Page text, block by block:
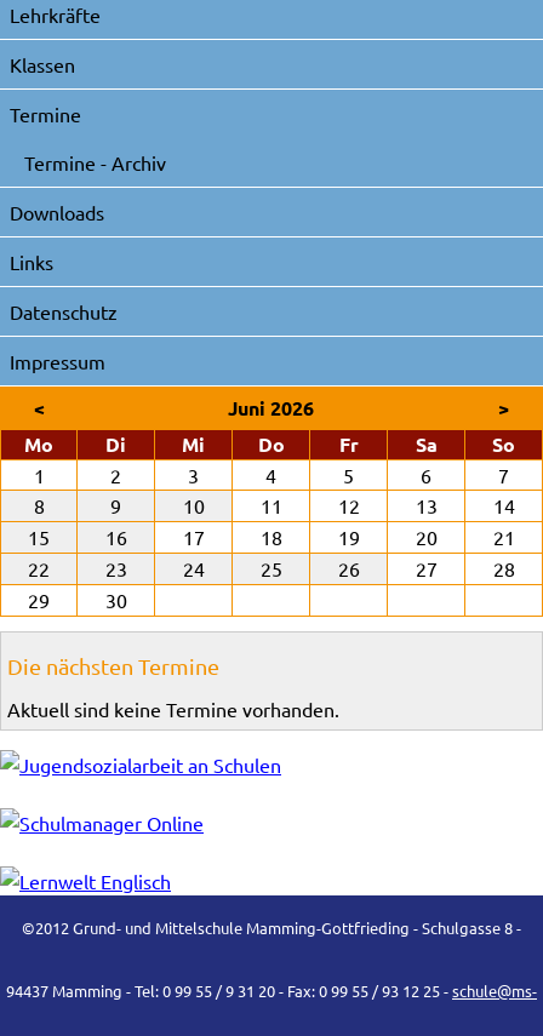
Lehrkräfte
Klassen
Termine
Termine - Archiv
Downloads
Links
Datenschutz
Impressum
< Juni 2026
>
Mo
Di enstagMi ttwochDonnerstag
Freitag SamstagSo
1 2 3 4 5 6
7
8
9 10 11 12 13
14
15
16 17 18 19 20
21
22
23 24 25 26 27
28
29
30
Die nächsten Termine
Aktuell sind keine Termine vorhanden.
©2012 Grund- und Mittelschule Mamming-Gottfrieding - Schulgasse 8 -
94437 Mamming - Tel: 0 99 55 / 9 31 20 - Fax: 0 99 55 / 93 12 25 -schule@ms-